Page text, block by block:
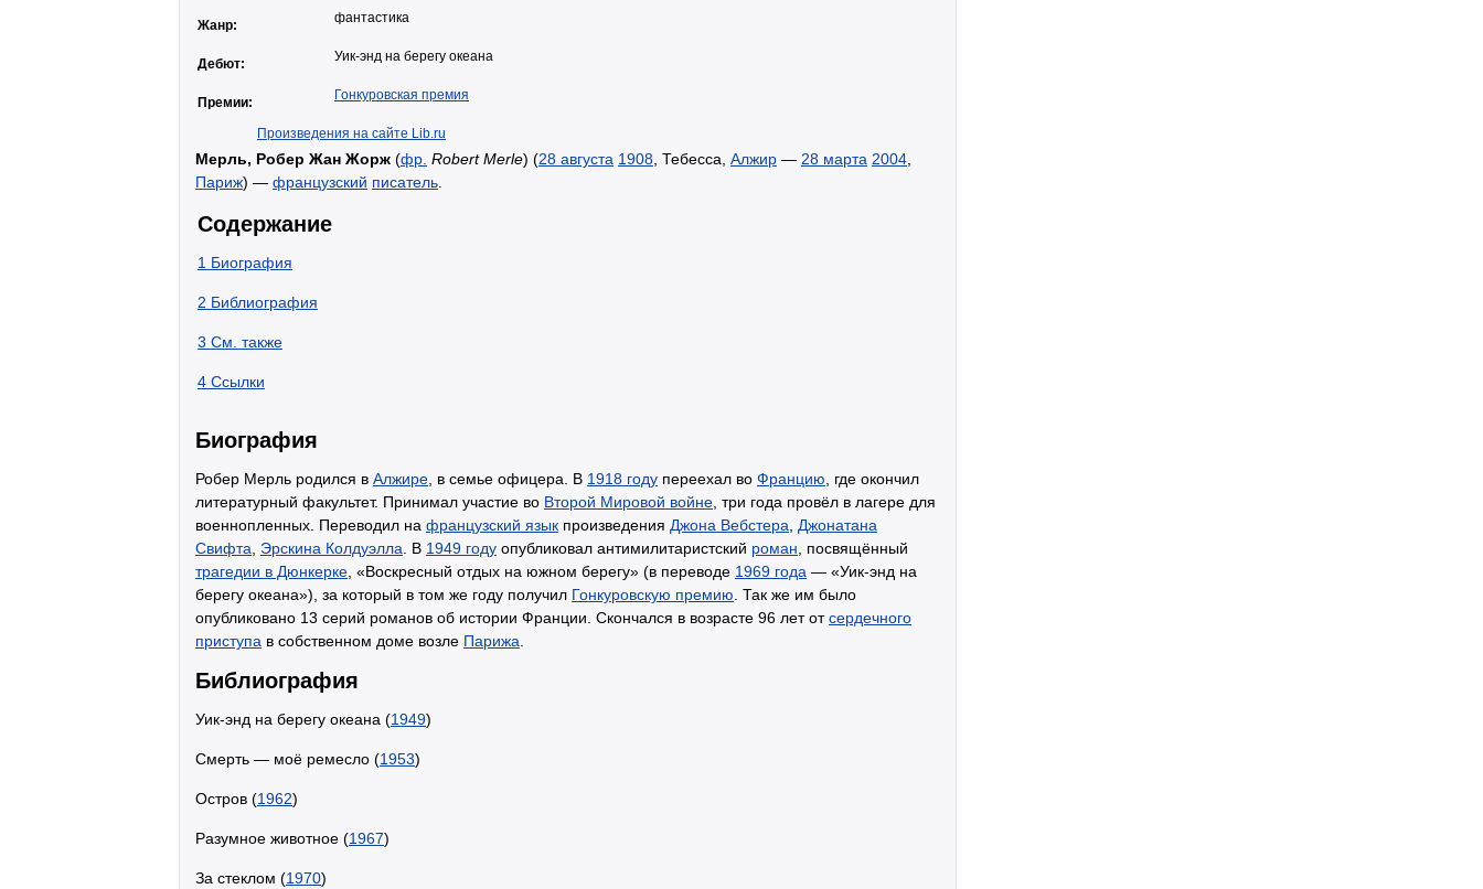
Жанр: фантастика
Дебют: Уик-энд на берегу океана
Премии: Гонкуровская премия
Произведения на сайте Lib.ru
Мерль, Робер Жан Жорж (фр. Robert Merle) (28 августа 1908 , Тебесса, Алжир — 28 марта 2004
Париж) — французский писатель
Содержание
1 Биография
2 Библиография
3 См. также
4 Ссылки
Биография
Робер Мерль родился в Алжире , в семье офицера. В 1918 году переехал во Францию , где окончил
литературный факультет. Принимал участие во Второй Мировой войне , три года провёл в лагере для
военнопленных. Переводил на французский язык произведения Джона Вебстера
Джонатана
Свифта
Эрскина Колдуэлла . В 1949 году опубликовал антимилитаристский роман , посвящённый
трагедии в Дюнкерке , «Воскресный отдых на южном берегу» (в переводе 1969 года — «Уик-энд на
берегу океана»), за который в том же году получил Гонкуровскую премию . Так же им было
опубликовано 13 серий романов об истории Франции. Скончался в возрасте 96 лет отсердечного
приступа в собственном доме возле Парижа
Библиография
Уик-энд на берегу океана (1949)
Смерть — моё ремесло (1953)
Остров (1962)
Разумное животное (1967)
За стеклом (1970)